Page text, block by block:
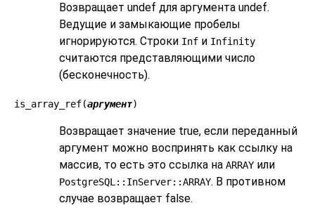
Возвращает undef для аргумента undef.
Ведущие и замыкающие пробелы
игнорируются. Строки Inf и Infinity
считаются представляющими число
(бесконечность).
is_array_ref(аргумент)
Возвращает значение true, если переданный
аргумент можно воспринять как ссылку на
массив, то есть это ссылка на ARRAY или
PostgreSQL::InServer::ARRAY. В противном
случае возвращает false.